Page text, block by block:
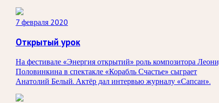
7 февраля 2020
Открытый урок
На фестивале «Энергия открытий» роль композитора
Половинкина в спектакле «Корабль Счастье» сыграет
Анатолий Белый. Актёр дал интервью журналу «Сапсан».